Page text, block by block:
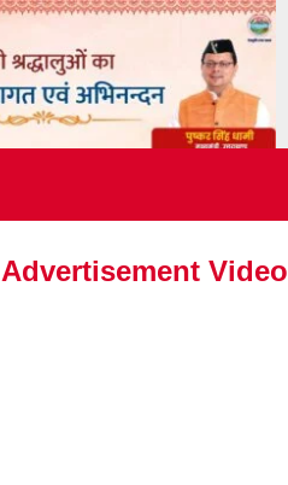
Advertisement Video